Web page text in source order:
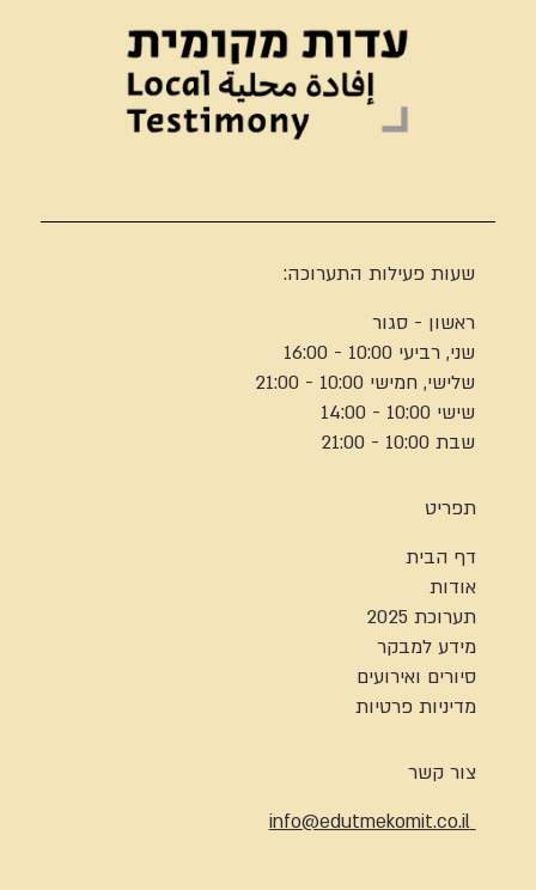
שעות פעילות התערוכה:
ראשון - סגור
שני, רביעי 10:00 - 16:00
שלישי, חמישי 10:00 - 21:00
שישי 10:00 - 14:00
שבת 10:00 - 21:00
תפריט
דף הבית
אודות
תערוכת 2025
מידע למבקר
סיורים ואירועים
מדיניות פרטיות
צור קשר
info@edutmekomit.co.il